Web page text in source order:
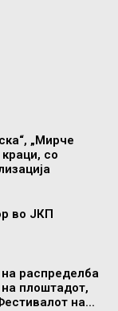
„Мирче
со
во ЈКП
распределба
плоштадот,
на...